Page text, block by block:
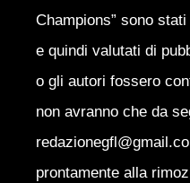
Champions” sono
e quindi valutati di
o gli autori fossero
non avranno che da
prontamente alla